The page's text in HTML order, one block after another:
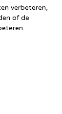
verbeteren,
of de